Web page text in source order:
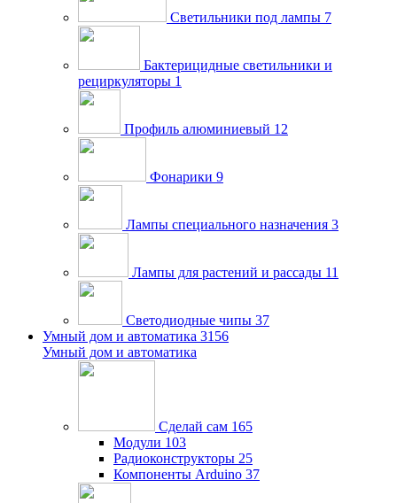
Светильники под лампы 7
Бактерицидные светильники и
рециркуляторы 1
Профиль алюминиевый 12
Фонарики 9
Лампы специального назначения 3
Лампы для растений и рассады 11
Светодиодные чипы 37
Умный дом и автоматика 3156
Умный дом и автоматика
Сделай сам 165
Модули 103
Радиоконструкторы 25
Компоненты Arduino 37